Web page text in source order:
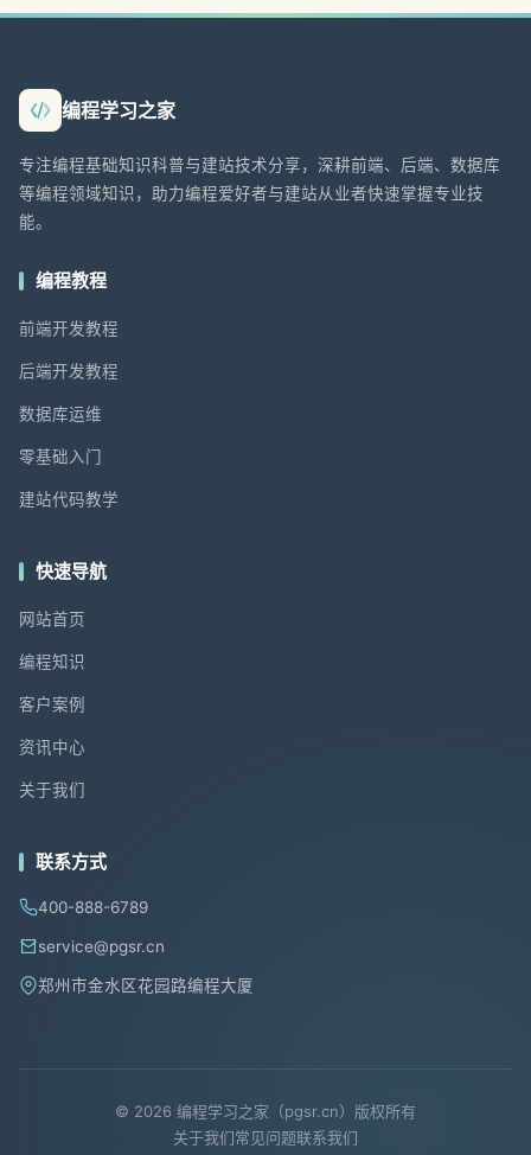
编程学习之家
专注编程基础知识科普与建站技术分享，深耕前端、后端、数据库
等编程领域知识，助力编程爱好者与建站从业者快速掌握专业技
能。
编程教程
前端开发教程
后端开发教程
数据库运维
零基础入门
建站代码教学
快速导航
网站首页
编程知识
客户案例
资讯中心
关于我们
联系方式
400-888-6789
service@pgsr.cn
郑州市金水区花园路编程大厦
© 2026 编程学习之家（pgsr.cn）版权所有
关于我们常见问题联系我们